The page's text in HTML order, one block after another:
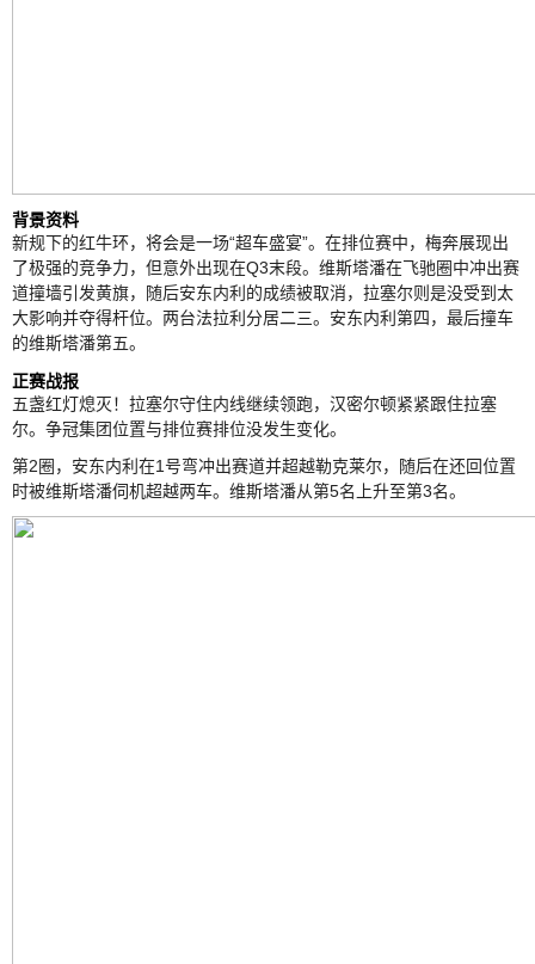
背景资料
新规下的红牛环，将会是一场“超车盛宴”。在排位赛中，梅奔展现出
了极强的竞争力，但意外出现在Q3末段。维斯塔潘在飞驰圈中冲出赛
道撞墙引发黄旗，随后安东内利的成绩被取消，拉塞尔则是没受到太
大影响并夺得杆位。两台法拉利分居二三。安东内利第四，最后撞车
的维斯塔潘第五。
正赛战报
五盏红灯熄灭！拉塞尔守住内线继续领跑，汉密尔顿紧紧跟住拉塞
尔。争冠集团位置与排位赛排位没发生变化。
第2圈，安东内利在1号弯冲出赛道并超越勒克莱尔，随后在还回位置
时被维斯塔潘伺机超越两车。维斯塔潘从第5名上升至第3名。